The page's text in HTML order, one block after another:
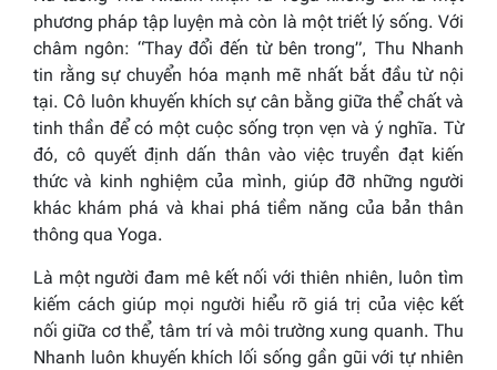
phương pháp tập luyện mà còn là một triết lý sống. Với
châm ngôn: “Thay đổi đến từ bên trong”, Thu Nhanh
tin rằng sự chuyển hóa mạnh mẽ nhất bắt đầu từ nội
tại. Cô luôn khuyến khích sự cân bằng giữa thể chất và
tinh thần để có một cuộc sống trọn vẹn và ý nghĩa. Từ
đó, cô quyết định dấn thân vào việc truyền đạt kiến
thức và kinh nghiệm của mình, giúp đỡ những người
khác khám phá và khai phá tiềm năng của bản thân
thông qua Yoga.
Là một người đam mê kết nối với thiên nhiên, luôn tìm
kiếm cách giúp mọi người hiểu rõ giá trị của việc kết
nối giữa cơ thể, tâm trí và môi trường xung quanh. Thu
Nhanh luôn khuyến khích lối sống gần gũi với tự nhiên